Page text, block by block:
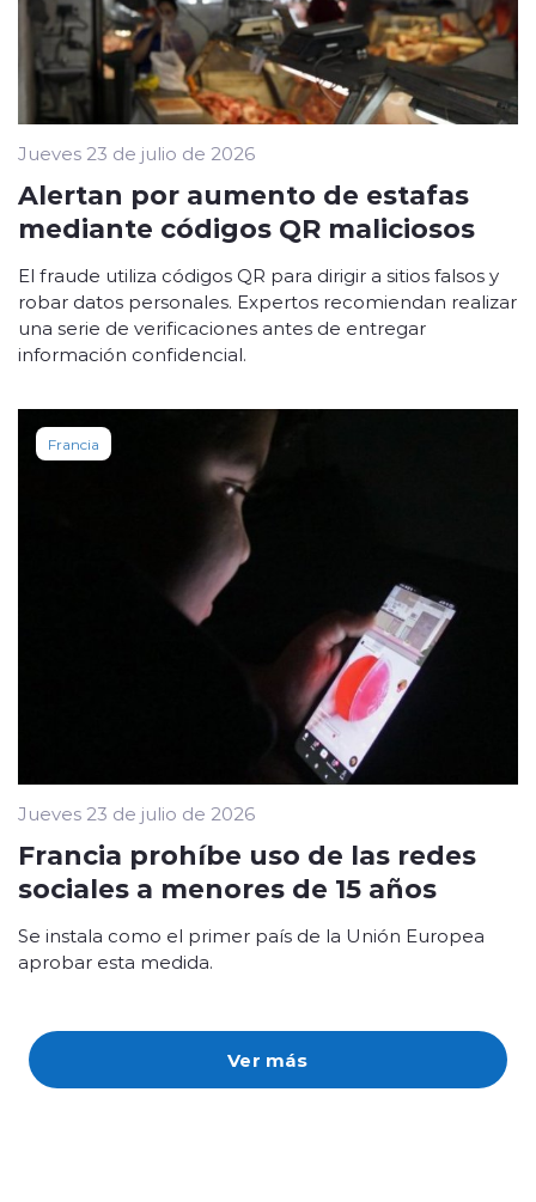
Ver más
Jueves 23 de julio de 2026
Alertan por aumento de estafas
mediante códigos QR maliciosos
El fraude utiliza códigos QR para dirigir a sitios falsos y
robar datos personales. Expertos recomiendan realizar
una serie de verificaciones antes de entregar
información confidencial.
Francia
Jueves 23 de julio de 2026
Francia prohíbe uso de las redes
sociales a menores de 15 años
Se instala como el primer país de la Unión Europea
aprobar esta medida.